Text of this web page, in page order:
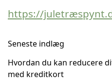
https://
Seneste indlæg
Hvordan du kan reducere
med kreditkort